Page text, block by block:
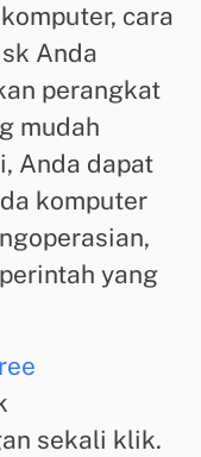
cara
Anda
perangkat
mudah
Anda dapat
komputer
yang
sekali klik.